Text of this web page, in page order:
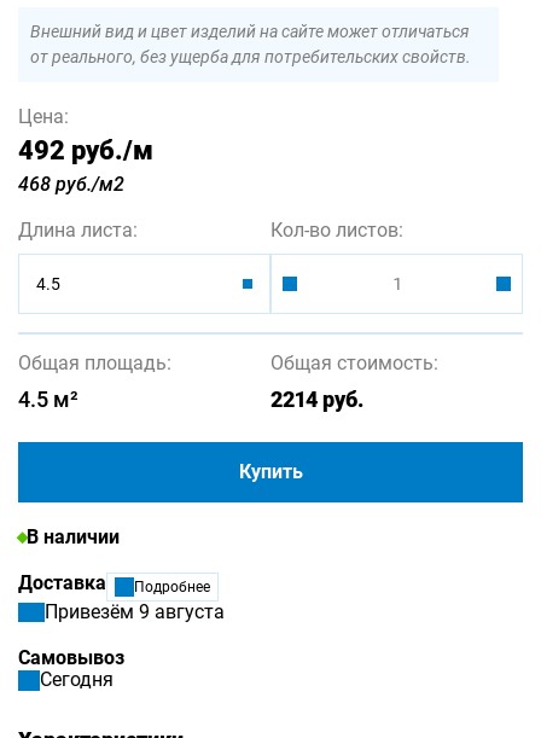
Внешний вид и цвет изделий на сайте может отличаться
от реального, без ущерба для потребительских свойств.
Цена:
492 руб./м
468 руб./м2
Длина листа:
4.5
Кол-во листов:
Общая площадь:
4.5 м²
Общая стоимость:
2214руб.
Купить
В наличии
Доставка
Подробнее
Привезём 9 августа
Самовывоз
Сегодня